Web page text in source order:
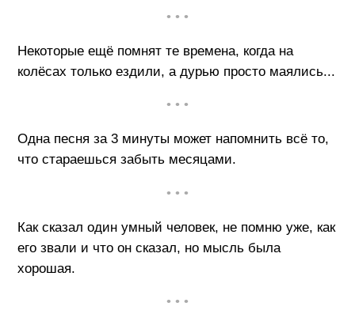
• • •
Некоторые ещё помнят те времена, когда на
колёсах только ездили, а дурью просто маялись...
• • •
Одна песня за 3 минуты может напомнить всё то,
что стараешься забыть месяцами.
• • •
Как сказал один умный человек, не помню уже, как
его звали и что он сказал, но мысль была
хорошая.
• • •